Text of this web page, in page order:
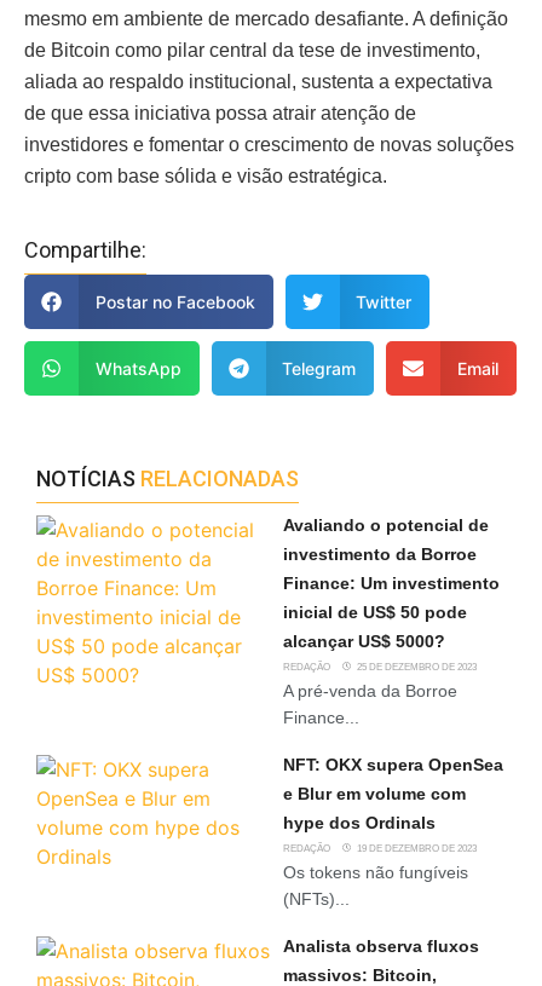
mesmo em ambiente de mercado desafiante. A definição
de Bitcoin como pilar central da tese de investimento,
aliada ao respaldo institucional, sustenta a expectativa
de que essa iniciativa possa atrair atenção de
investidores e fomentar o crescimento de novas soluções
cripto com base sólida e visão estratégica.
Compartilhe:
Postar no Facebook Twitter
WhatsApp Telegram Email
NOTÍCIAS RELACIONADAS
Avaliando o potencial de
investimento da Borroe
Finance: Um investimento
inicial de US$ 50 pode
alcançar US$ 5000?
REDAÇÃO 25 DE DEZEMBRO DE 2023
A pré-venda da Borroe
Finance...
NFT: OKX supera OpenSea
e Blur em volume com
hype dos Ordinals
REDAÇÃO 19 DE DEZEMBRO DE 2023
Os tokens não fungíveis
(NFTs)...
Analista observa fluxos
massivos: Bitcoin,